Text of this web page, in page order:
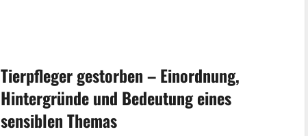
Tierpfleger gestorben – Einordnung,
Hintergründe und Bedeutung eines
sensiblen Themas